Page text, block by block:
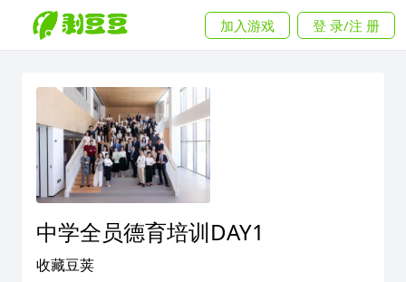
加入游戏 登 录/注 册
中学全员德育培训DAY1
收藏豆荚